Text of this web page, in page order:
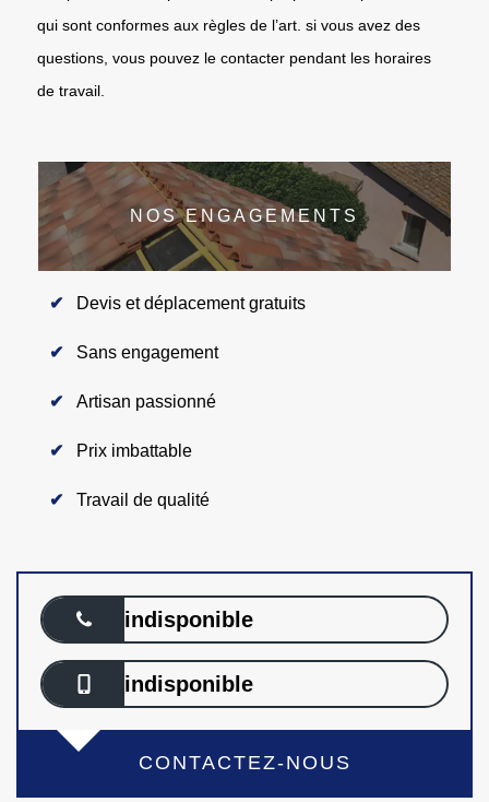
qui sont conformes aux règles de l’art. si vous avez des
questions, vous pouvez le contacter pendant les horaires
de travail.
NOS ENGAGEMENTS
Devis et déplacement gratuits
Sans engagement
Artisan passionné
Prix imbattable
Travail de qualité
indisponible
indisponible
CONTACTEZ-NOUS